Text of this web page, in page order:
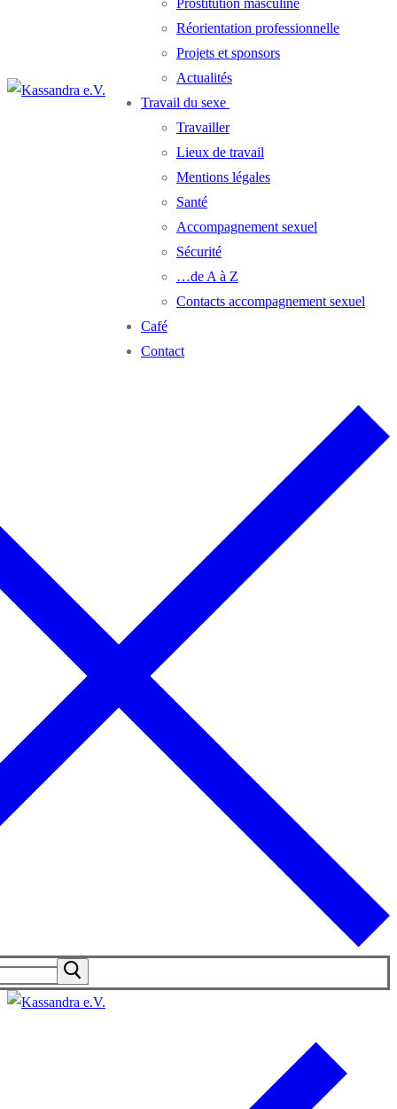
Prostitution masculine
Réorientation professionnelle
Projets et sponsors
Actualités
Travail du sexe
Travailler
Lieux de travail
Mentions légales
Santé
Accompagnement sexuel
Sécurité
…de A à Z
Contacts accompagnement sexuel
Café
Contact